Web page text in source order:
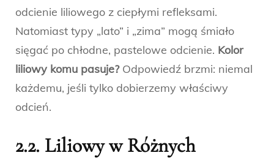
odcienie liliowego z ciepłymi refleksami.
Natomiast typy „lato” i „zima” mogą śmiało
sięgać po chłodne, pastelowe odcienie. Kolor
liliowy komu pasuje?Odpowiedź brzmi: niemal
każdemu, jeśli tylko dobierzemy właściwy
odcień.
2.2. Liliowy w Różnych